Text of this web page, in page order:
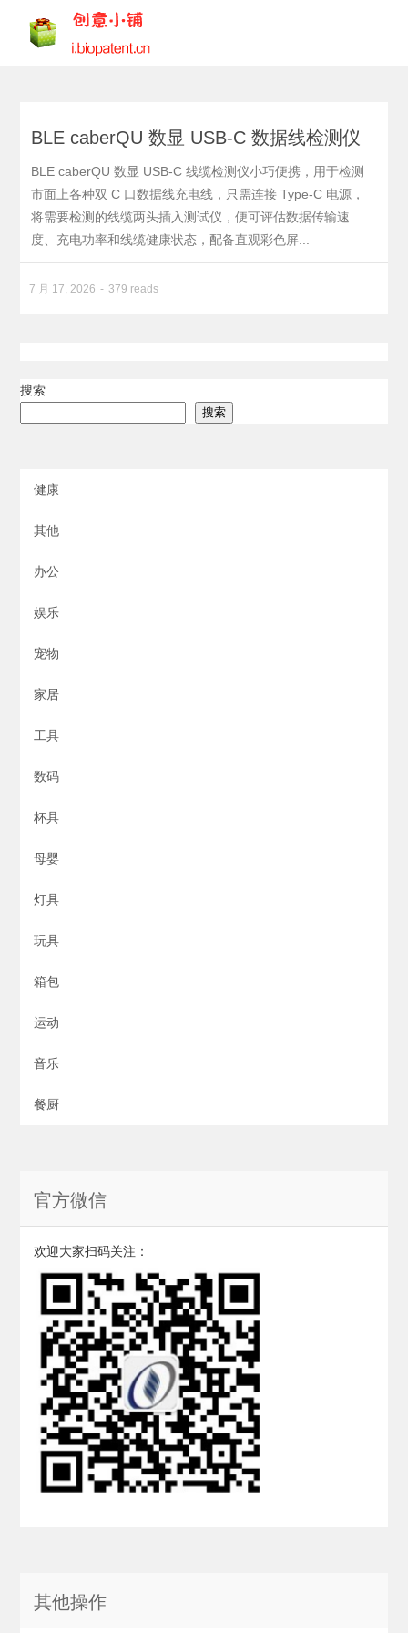
BLE caberQU 数显 USB-C 数据线检测仪
BLE caberQU 数显 USB-C 线缆检测仪小巧便携，用于检测
市面上各种双 C 口数据线充电线，只需连接 Type-C 电源，
将需要检测的线缆两头插入测试仪，便可评估数据传输速
度、充电功率和线缆健康状态，配备直观彩色屏...
7 月 17, 2026 379 reads
搜索
搜索
健康
其他
办公
娱乐
宠物
家居
工具
数码
杯具
母婴
灯具
玩具
箱包
运动
音乐
餐厨
官方微信
欢迎大家扫码关注：
其他操作